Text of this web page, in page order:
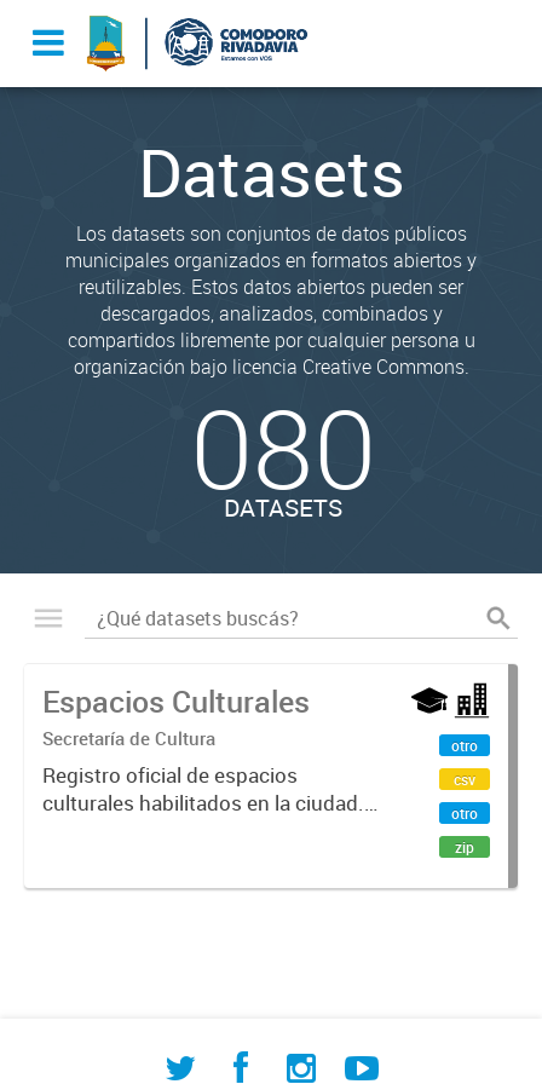
Datasets
Los datasets son conjuntos de datos públicos
municipales organizados en formatos abiertos y
reutilizables. Estos datos abiertos pueden ser
descargados, analizados, combinados y
compartidos libremente por cualquier persona u
organización bajo licencia Creative Commons.
080
DATASETS
Espacios Culturales
Secretaría de Cultura
Registro oficial de espacios
culturales habilitados en la ciudad.
culturales independientes, salas de
otro
csv
otro
zip